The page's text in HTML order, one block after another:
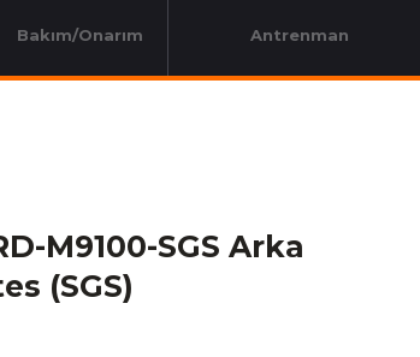
Bakım/Onarım Antrenman
M9100-SGS Arka
(SGS)